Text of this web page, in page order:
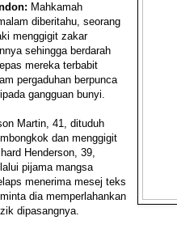
Mahkamah
diberitahu, seorang
menggigit zakar
sehingga berdarah
mereka terbabit
pergaduhan berpunca
gangguan bunyi.
Martin, 41, dituduh
dan menggigit
Henderson, 39,
pijama mangsa
menerima mesej teks
dia memperlahankan
dipasangnya.